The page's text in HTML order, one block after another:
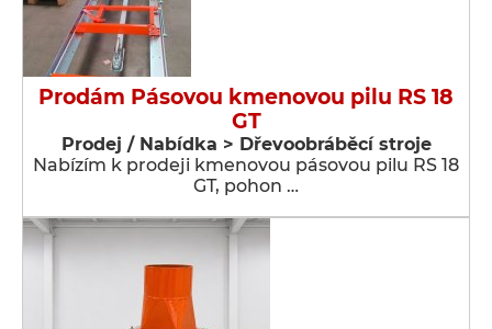
Prodám Pásovou kmenovou pilu RS 18
GT
Prodej / Nabídka > Dřevoobráběcí stroje
Nabízím k prodeji kmenovou pásovou pilu RS 18
GT, pohon …